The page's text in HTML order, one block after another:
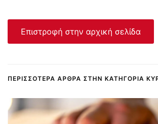
Επιστροφή στην αρχική σελίδα
ΠΕΡΙΣΣΌΤΕΡΑ ΆΡΘΡΑ ΣΤΗΝ ΚΑΤΗΓΟΡΊΑ